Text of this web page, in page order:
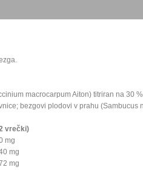
macrocarpum Aiton) titriran na 30
bezgovi plodovi v prahu (Sambucus
vrečki)